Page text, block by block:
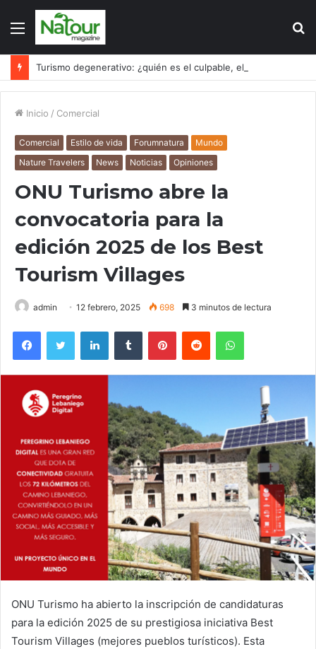
Menú
Inicio / Comercial
Comercial Estilo de vida Forumnatura
Mundo
Nature Travelers
News Noticias Opiniones
ONU Turismo abre la
convocatoria para la
edición 2025 de los Best
Tourism Villages
admin 12 febrero, 2025 698 3 minutos de lectura
FacebookTwitter LinkedInTumblr PinterestReddit WhatsApp
ONU Turismo ha abierto la inscripción de candidaturas
para la edición 2025 de su prestigiosa iniciativa Best
Tourism Villages (mejores pueblos turísticos). Esta